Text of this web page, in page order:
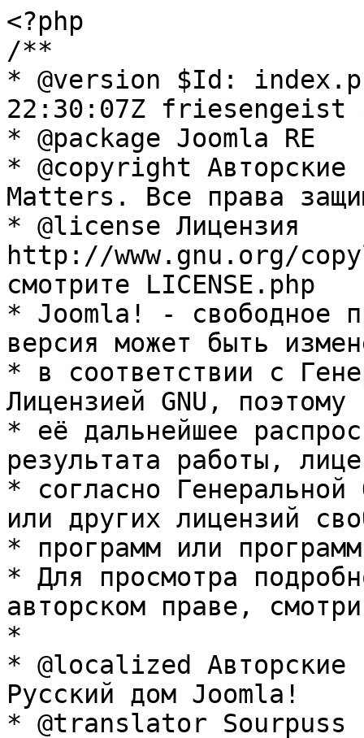
<?php
/**
* @version $Id:
22:30:07Z friesengeist
* @package Joomla RE
* @copyright Авторские
Matters. Все права
* @license Лицензия
http://www.gnu.org/
смотрите LICENSE.php
* Joomla! - свободное
версия может быть
* в соответствии с
Лицензией GNU, поэтому
* её дальнейшее
результата работы,
* согласно Генеральной
или других лицензий
* программ или
* Для просмотра
авторском праве,
*
* @localized Авторские
Русский дом Joomla!
* @translator Sourpuss